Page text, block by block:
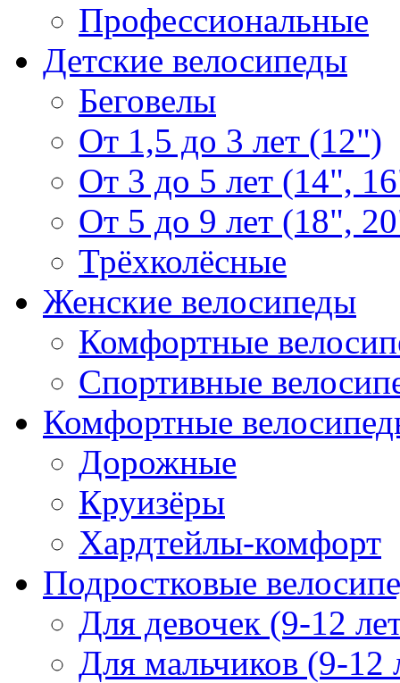
Профессиональные
Детские велосипеды
Беговелы
От 1,5 до 3 лет (12")
От 3 до 5 лет (14",
От 5 до 9 лет (18",
Трёхколёсные
Женские велосипеды
Комфортные
Спортивные
Комфортные
Дорожные
Круизёры
Хардтейлы-комфорт
Подростковые
Для девочек (9-12
Для мальчиков (9-12